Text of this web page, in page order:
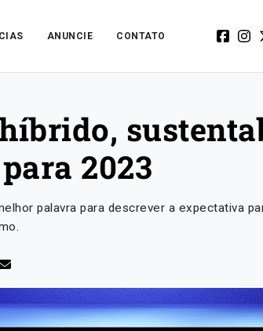
ANUNCIE CONTATO
2023
palavra para descrever a expectativa